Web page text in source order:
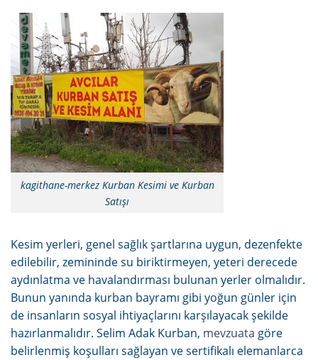
kagithane-merkez Kurban Kesimi ve Kurban
Satışı
Kesim yerleri, genel sağlık şartlarına uygun, dezenfekte
edilebilir, zemininde su biriktirmeyen, yeteri derecede
aydınlatma ve havalandırması bulunan yerler olmalıdır.
Bunun yanında kurban bayramı gibi yoğun günler için
de insanların sosyal ihtiyaçlarını karşılayacak şekilde
hazırlanmalıdır. Selim Adak Kurban, mevzuata göre
belirlenmiş koşulları sağlayan ve sertifikalı elemanlarca